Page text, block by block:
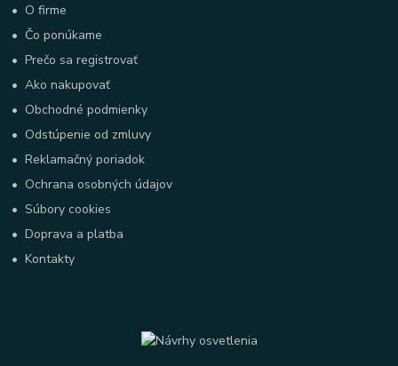
• O firme
• Čo ponúkame
•Prečo sa registrovať
•Ako nakupovať
• Obchodné podmienky
• Odstúpenie od zmluvy
•Reklamačný poriadok
• Ochrana osobných údajov
•Súbory cookies
•Doprava a platba
•Kontakty